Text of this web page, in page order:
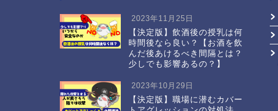
2023年11月25日
【決定版】飲酒後の授乳は何
時間後なら良い？【お酒を飲
んだ後あけるべき間隔とは？
少しでも影響あるの？】
2023年10月29日
【決定版】職場に潜むカバー